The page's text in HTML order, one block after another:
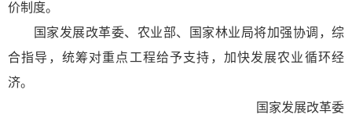
价制度。
国家发展改革委、农业部、国家林业局将加强协调，综
合指导，统筹对重点工程给予支持，加快发展农业循环经
济。
国家发展改革委